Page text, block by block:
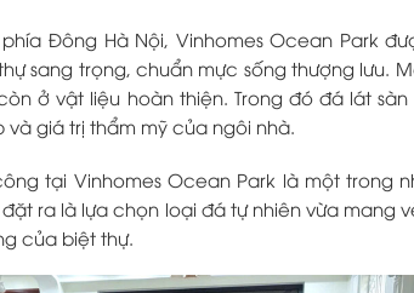
Đông Hà Nội, Vinhomes Ocean Park
sang trọng, chuẩn mực sống thượng lưu.
ở vật liệu hoàn thiện. Trong đó đá lát
giá trị thẩm mỹ của ngôi nhà.
tại Vinhomes Ocean Park là một trong
ra là lựa chọn loại đá tự nhiên vừa mang
của biệt thự.